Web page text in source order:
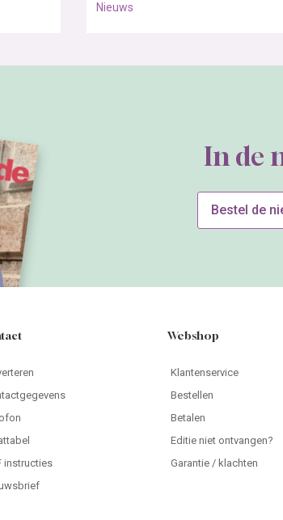
Nieuws
In de
Bestel de
instructies
Webshop
Klantenservice
Bestellen
Betalen
Editie niet ontvangen?
Garantie / klachten